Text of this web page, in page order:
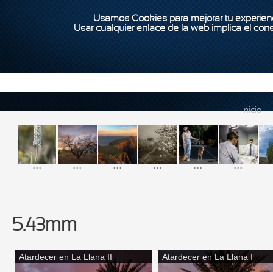
Usamos Cookies para mejorar tu
Usar cualquier enlace de la web implica el
Inicio
... ... ... ... ... ...
5.43mm
Atardecer en La Llana II Atardecer en La Llana I